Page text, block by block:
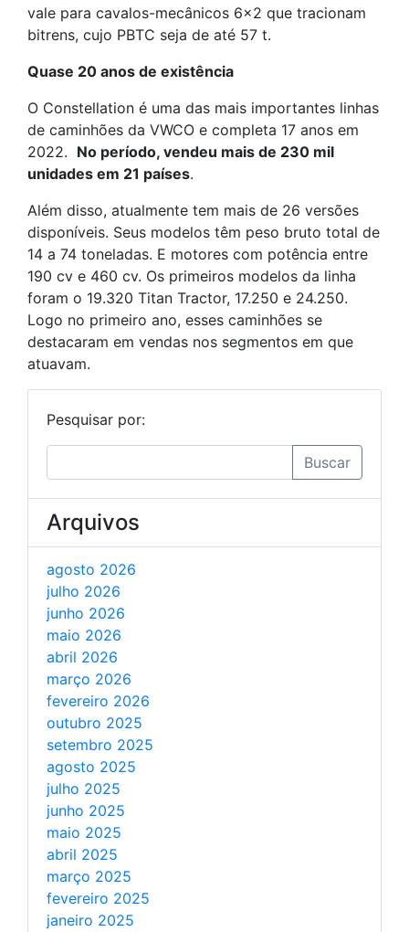
vale para cavalos-mecânicos 6×2 que tracionam
bitrens, cujo PBTC seja de até 57 t.
Quase 20 anos de existência
O Constellation é uma das mais importantes linhas
de caminhões da VWCO e completa 17 anos em
2022. No período, vendeu mais de 230 mil
unidades em 21 países.
Além disso, atualmente tem mais de 26 versões
disponíveis. Seus modelos têm peso bruto total de
14 a 74 toneladas. E motores com potência entre
190 cv e 460 cv. Os primeiros modelos da linha
foram o 19.320 Titan Tractor, 17.250 e 24.250.
Logo no primeiro ano, esses caminhões se
destacaram em vendas nos segmentos em que
atuavam.
Pesquisar por:
Buscar
Arquivos
agosto 2026
julho 2026
junho 2026
maio 2026
abril 2026
março 2026
fevereiro 2026
outubro 2025
setembro 2025
agosto 2025
julho 2025
junho 2025
maio 2025
abril 2025
março 2025
fevereiro 2025
janeiro 2025